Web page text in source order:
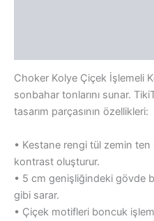
Choker Kolye Çiçek İşlemeli
sonbahar tonlarını sunar.
tasarım parçasının özellikleri:
• Kestane rengi tül zemin ten
kontrast oluşturur.
• 5 cm genişliğindeki gövde
gibi sarar.
• Çiçek motifleri boncuk